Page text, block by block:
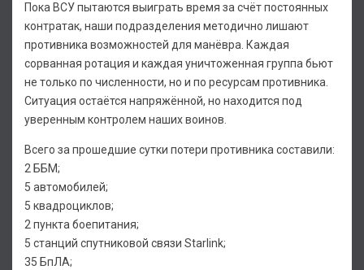
Пока ВСУ пытаются выиграть время за счёт постоянных
контратак, наши подразделения методично лишают
противника возможностей для манёвра. Каждая
сорванная ротация и каждая уничтоженная группа бьют
не только по численности, но и по ресурсам противника.
Ситуация остаётся напряжённой, но находится под
уверенным контролем наших воинов.
Всего за прошедшие сутки потери противника составили:
2 ББМ;
5 автомобилей;
5 квадроциклов;
2 пункта боепитания;
5 станций спутниковой связи Starlink;
35 БпЛА;